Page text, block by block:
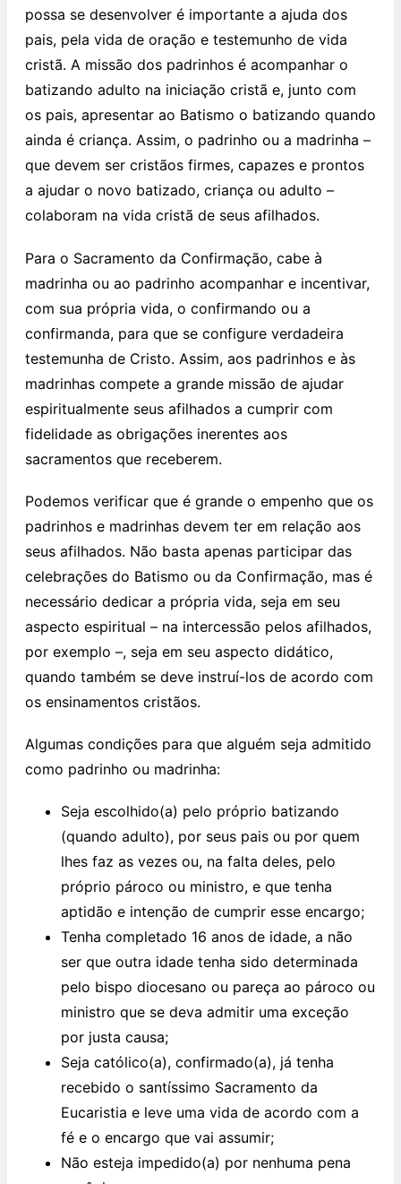
possa se desenvolver é importante a ajuda dos
pais, pela vida de oração e testemunho de vida
cristã. A missão dos padrinhos é acompanhar o
batizando adulto na iniciação cristã e, junto com
os pais, apresentar ao Batismo o batizando quando
ainda é criança. Assim, o padrinho ou a madrinha –
que devem ser cristãos firmes, capazes e prontos
a ajudar o novo batizado, criança ou adulto –
colaboram na vida cristã de seus afilhados.
Para o Sacramento da Confirmação, cabe à
madrinha ou ao padrinho acompanhar e incentivar,
com sua própria vida, o confirmando ou a
confirmanda, para que se configure verdadeira
testemunha de Cristo. Assim, aos padrinhos e às
madrinhas compete a grande missão de ajudar
espiritualmente seus afilhados a cumprir com
fidelidade as obrigações inerentes aos
sacramentos que receberem.
Podemos verificar que é grande o empenho que os
padrinhos e madrinhas devem ter em relação aos
seus afilhados. Não basta apenas participar das
celebrações do Batismo ou da Confirmação, mas é
necessário dedicar a própria vida, seja em seu
aspecto espiritual – na intercessão pelos afilhados,
por exemplo –, seja em seu aspecto didático,
quando também se deve instruí-los de acordo com
os ensinamentos cristãos.
Algumas condições para que alguém seja admitido
como padrinho ou madrinha:
Seja escolhido(a) pelo próprio batizando
(quando adulto), por seus pais ou por quem
lhes faz as vezes ou, na falta deles, pelo
próprio pároco ou ministro, e que tenha
aptidão e intenção de cumprir esse encargo;
Tenha completado 16 anos de idade, a não
ser que outra idade tenha sido determinada
pelo bispo diocesano ou pareça ao pároco ou
ministro que se deva admitir uma exceção
por justa causa;
Seja católico(a), confirmado(a), já tenha
recebido o santíssimo Sacramento da
Eucaristia e leve uma vida de acordo com a
fé e o encargo que vai assumir;
Não esteja impedido(a) por nenhuma pena